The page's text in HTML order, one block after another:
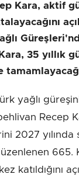
Kara, aktif
35 yıllık
yağlı
Recep
2027 yılında
665.
katıldığını